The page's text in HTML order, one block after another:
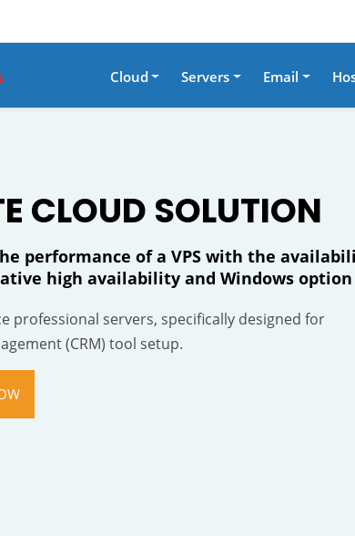
Cloud Servers Email
CLOUD SOLUTION
performance of a VPS with the
high availability and Windows option
professional servers, specifically designed for
(CRM) tool setup.